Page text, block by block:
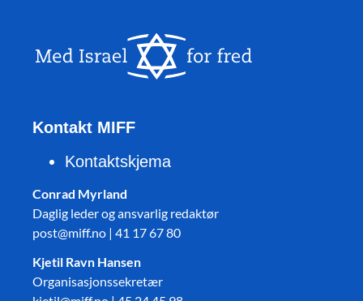
Kontakt MIFF
Kontaktskjema
Conrad Myrland
Daglig leder og ansvarlig redaktør
post@miff.no | 41 17 67 80
Kjetil Ravn Hansen
Organisasjonssekretær